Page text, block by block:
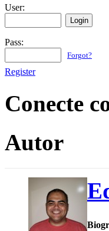
User:
Pass:
Forgot?
Register
Conecte
Autor